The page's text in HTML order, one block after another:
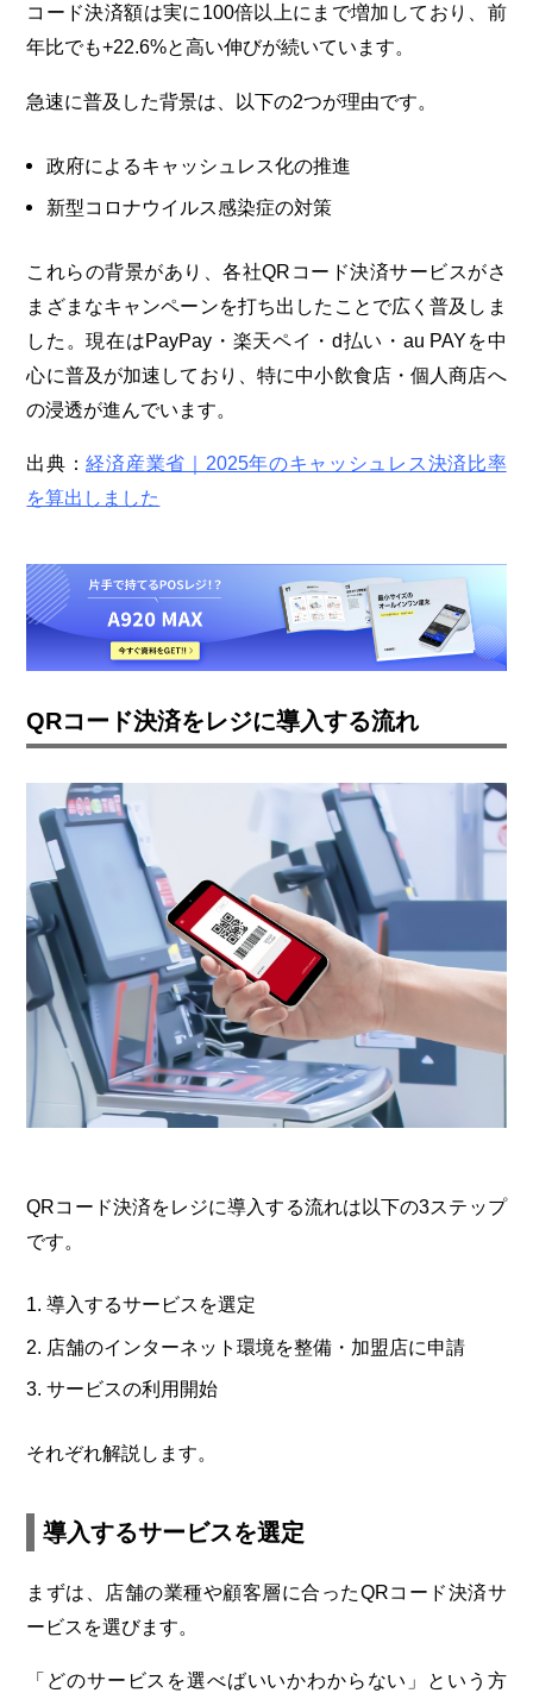
コード決済額は実に100倍以上にまで増加しており、前
年比でも+22.6%と高い伸びが続いています。
急速に普及した背景は、以下の2つが理由です。
政府によるキャッシュレス化の推進
新型コロナウイルス感染症の対策
これらの背景があり、各社QRコード決済サービスがさ
まざまなキャンペーンを打ち出したことで広く普及しま
した。現在はPayPay・楽天ペイ・d払い・au PAYを中
心に普及が加速しており、特に中小飲食店・個人商店へ
の浸透が進んでいます。
出典：経済産業省｜2025年のキャッシュレス決済比率
を算出しました
QRコード決済をレジに導入する流れ
QRコード決済をレジに導入する流れは以下の3ステップ
です。
導入するサービスを選定
店舗のインターネット環境を整備・加盟店に申請
サービスの利用開始
それぞれ解説します。
導入するサービスを選定
まずは、店舗の業種や顧客層に合ったQRコード決済サ
ービスを選びます。
「どのサービスを選べばいいかわからない」という方